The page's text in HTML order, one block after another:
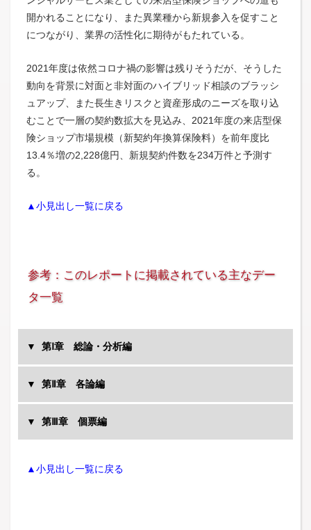
開かれることになり、また異業種から新規参入を促すこと
につながり、業界の活性化に期待がもたれている。
2021年度は依然コロナ禍の影響は残りそうだが、そうした
動向を背景に対面と非対面のハイブリッド相談のブラッシ
ュアップ、また長生きリスクと資産形成のニーズを取り込
むことで一層の契約数拡大を見込み、2021年度の来店型保
険ショップ市場規模（新契約年換算保険料）を前年度比
13.4％増の2,228億円、新規契約件数を234万件と予測す
る。
▲小見出し一覧に戻る
参考：このレポートに掲載されている主なデー
タ一覧
第Ⅰ章 総論・分析編
第Ⅱ章 各論編
第Ⅲ章 個票編
▲小見出し一覧に戻る